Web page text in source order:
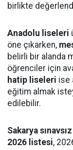
birlikte
Anadolu liseleri
öne çıkarken,
belirli bir alanda
öğrenciler için
hatip liseleri ise
eğitim almak
edilebilir.
Sakarya
2026 listesi,